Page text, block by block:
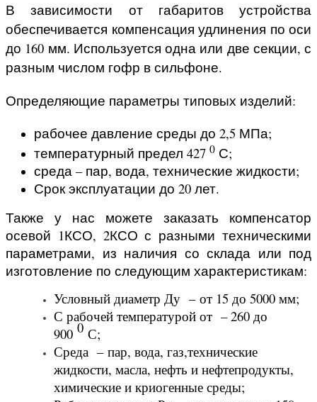
В зависимости от габаритов устройства
обеспечивается компенсация удлинения по оси
до 160 мм. Используется одна или две секции, с
разным числом гофр в сильфоне.
Определяющие параметры типовых изделий:
рабочее давление среды до 2,5 МПа;
температурный предел 427 0 С;
среда – пар, вода, технические жидкости;
Срок эксплуатации до 20 лет.
Также у нас можете заказать компенсатор
осевой 1КСО, 2КСО с разными техническими
параметрами, из наличия со склада или под
изготовление по следующим характеристикам:
Условный диаметр Ду – от 15 до 5000 мм;
С рабочей температурой от – 260 до
900 0 С;
Среда – пар, вода, газ,технические
жидкости, масла, нефть и нефтепродукты,
химические и криогенные среды;